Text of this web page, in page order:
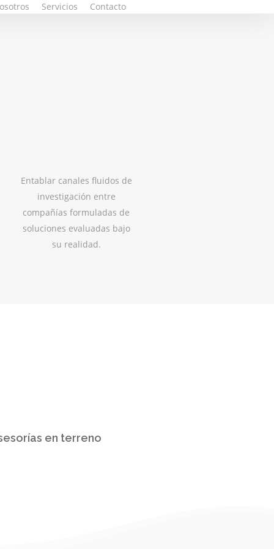
Servicios Contacto
Entablar canales fluidos de
investigación entre
compañías formuladas de
soluciones evaluadas bajo
su realidad.
en terreno